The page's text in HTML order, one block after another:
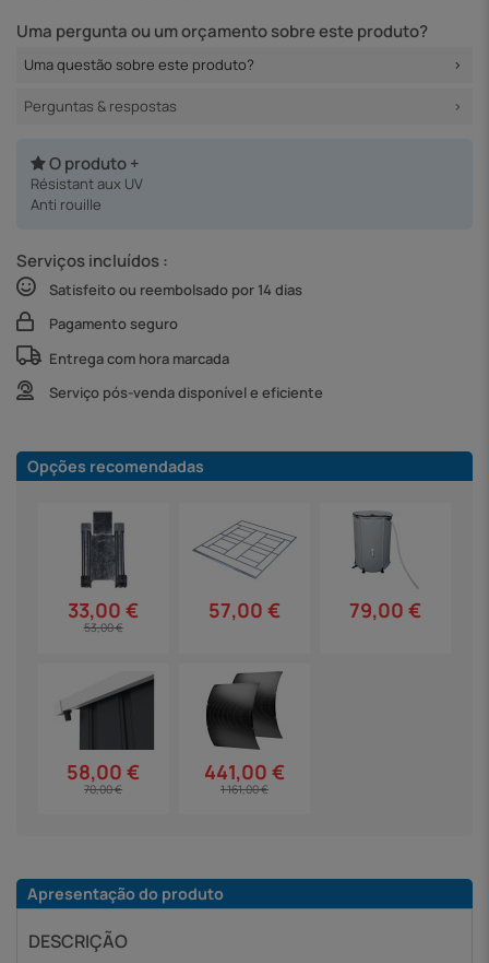
Uma pergunta ou um orçamento sobre este produto?
Uma questão sobre este produto?
Perguntas & respostas
O produto +
Résistant aux UV
Anti rouille
Serviços incluídos :
Satisfeito ou reembolsado por 14 dias
Pagamento seguro
Entrega com hora marcada
Serviço pós-venda disponível e eficiente
Opções recomendadas
33,00 €
53,00 €
57,00 € 79,00 €
58,00 €
70,00 €
441,00 €
1 161,00 €
Apresentação do produto
DESCRIÇÃO